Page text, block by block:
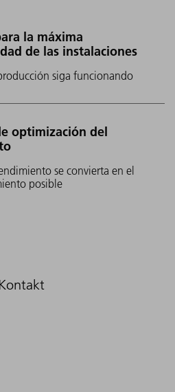
la máxima
de las instalaciones
siga funcionando
optimización del
se convierta en el
posible